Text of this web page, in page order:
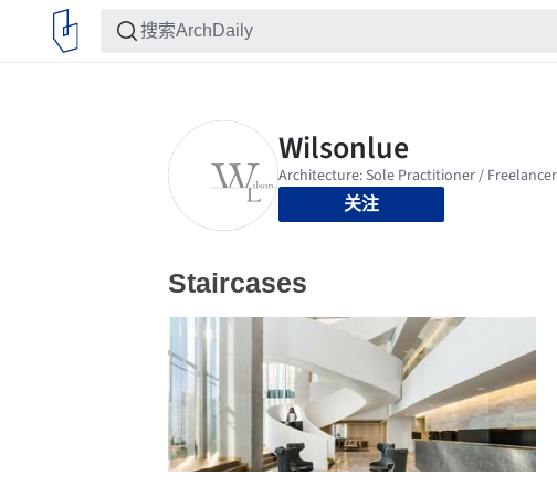
关注
Staircases